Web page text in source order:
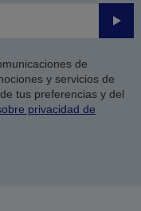
Enviar
de
y servicios de
tus preferencias y del
privacidad de